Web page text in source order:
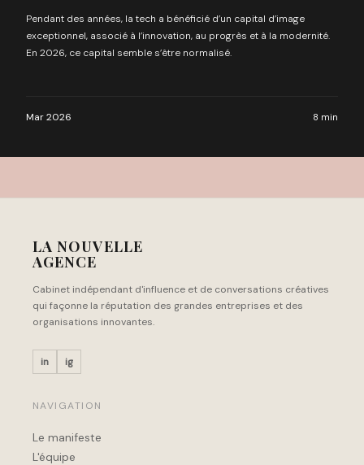
Pendant des années, la tech a bénéficié d’un capital d’image
exceptionnel, associé à l’innovation, au progrès et à la modernité.
En 2026, ce capital semble s’être normalisé.
Mar 2026 8 min
LA NOUVELLE
AGENCE
Cabinet indépendant d'influence et de conversations créatives
qui façonne la réputation des grandes entreprises et des
organisations innovantes.
in ig
NAVIGATION
Le manifeste
L'équipe